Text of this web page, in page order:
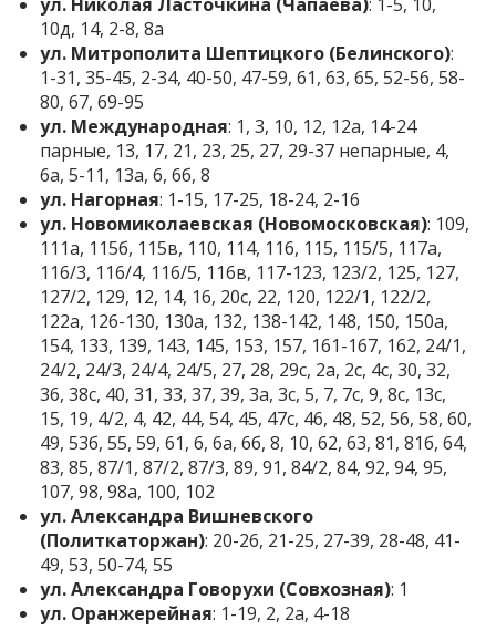
10д, 14, 2-8, 8а
ул. Митрополита Шептицкого (Белинского):
1-31, 35-45, 2-34, 40-50, 47-59, 61, 63, 65, 52-56, 58-
80, 67, 69-95
ул. Международная: 1, 3, 10, 12, 12а, 14-24
парные, 13, 17, 21, 23, 25, 27, 29-37 непарные, 4,
6а, 5-11, 13а, 6, 6б, 8
ул. Нагорная: 1-15, 17-25, 18-24, 2-16
ул. Новомиколаевская (Новомосковская): 109,
111а, 115б, 115в, 110, 114, 116, 115, 115/5, 117а,
116/3, 116/4, 116/5, 116в, 117-123, 123/2, 125, 127,
127/2, 129, 12, 14, 16, 20с, 22, 120, 122/1, 122/2,
122а, 126-130, 130а, 132, 138-142, 148, 150, 150а,
154, 133, 139, 143, 145, 153, 157, 161-167, 162, 24/1,
24/2, 24/3, 24/4, 24/5, 27, 28, 29с, 2а, 2с, 4с, 30, 32,
36, 38с, 40, 31, 33, 37, 39, 3а, 3с, 5, 7, 7с, 9, 8с, 13с,
15, 19, 4/2, 4, 42, 44, 54, 45, 47с, 46, 48, 52, 56, 58, 60,
49, 53б, 55, 59, 61, 6, 6а, 6б, 8, 10, 62, 63, 81, 81б, 64,
83, 85, 87/1, 87/2, 87/3, 89, 91, 84/2, 84, 92, 94, 95,
107, 98, 98а, 100, 102
ул. Александра Вишневского
(Политкаторжан): 20-26, 21-25, 27-39, 28-48, 41-
49, 53, 50-74, 55
ул. Александра Говорухи (Совхозная): 1
ул. Оранжерейная: 1-19, 2, 2а, 4-18